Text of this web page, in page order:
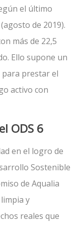
el último
de 2019).
más de 22,5
Ello supone un
prestar el
activo con
ODS 6
en el logro de
Sostenible
de Aqualia
y
reales que